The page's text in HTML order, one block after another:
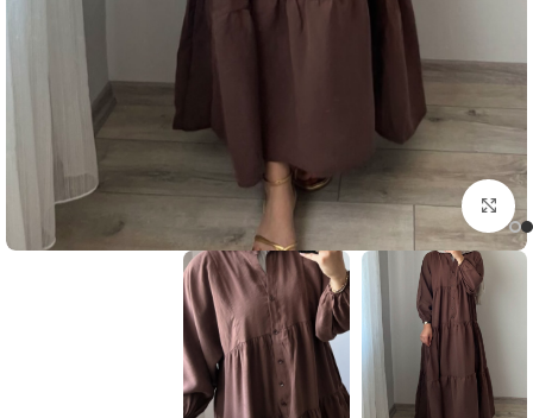
برای بزرگنمایی کلیک کنید